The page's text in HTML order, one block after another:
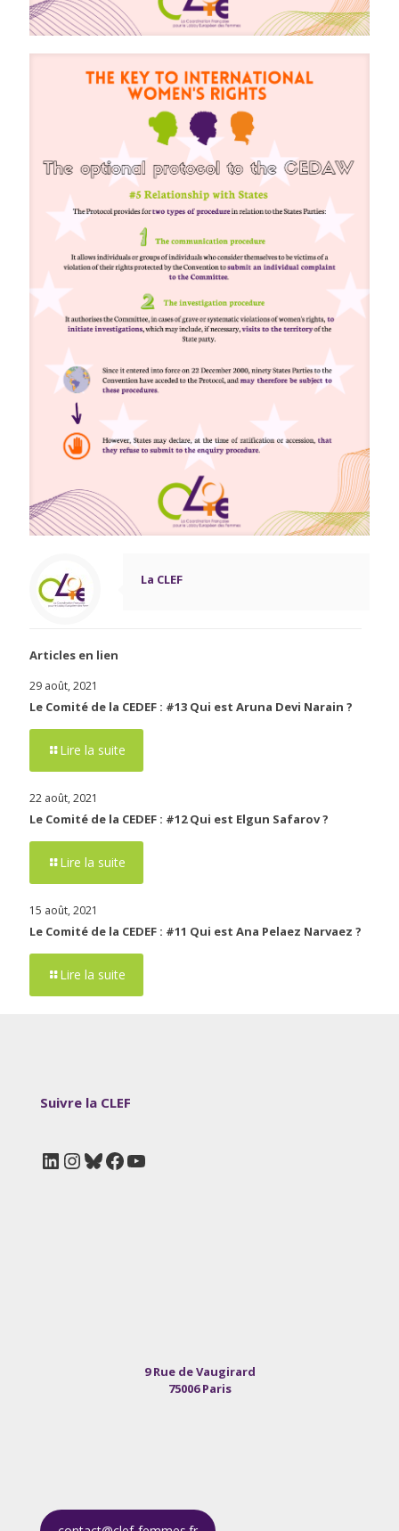
La CLEF
Articles en lien
29 août, 2021
Le Comité de la CEDEF : #13 Qui est Aruna Devi Narain ?
Lire la suite
22 août, 2021
Le Comité de la CEDEF : #12 Qui est Elgun Safarov ?
Lire la suite
15 août, 2021
Le Comité de la CEDEF : #11 Qui est Ana Pelaez Narvaez ?
Lire la suite
Suivre la CLEF
LinkedIn
Instagram
Bluesky
Facebook
YouTube
9 Rue de Vaugirard
75006 Paris